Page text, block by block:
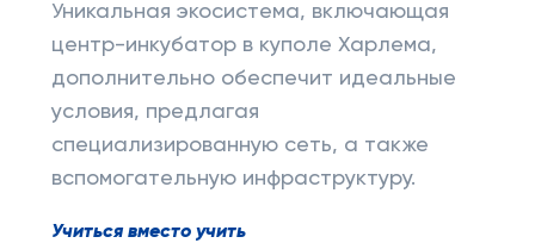
Уникальная экосистема, включающая
центр-инкубатор в куполе Харлема,
дополнительно обеспечит идеальные
условия, предлагая
специализированную сеть, а также
вспомогательную инфраструктуру.
Учиться вместо учить